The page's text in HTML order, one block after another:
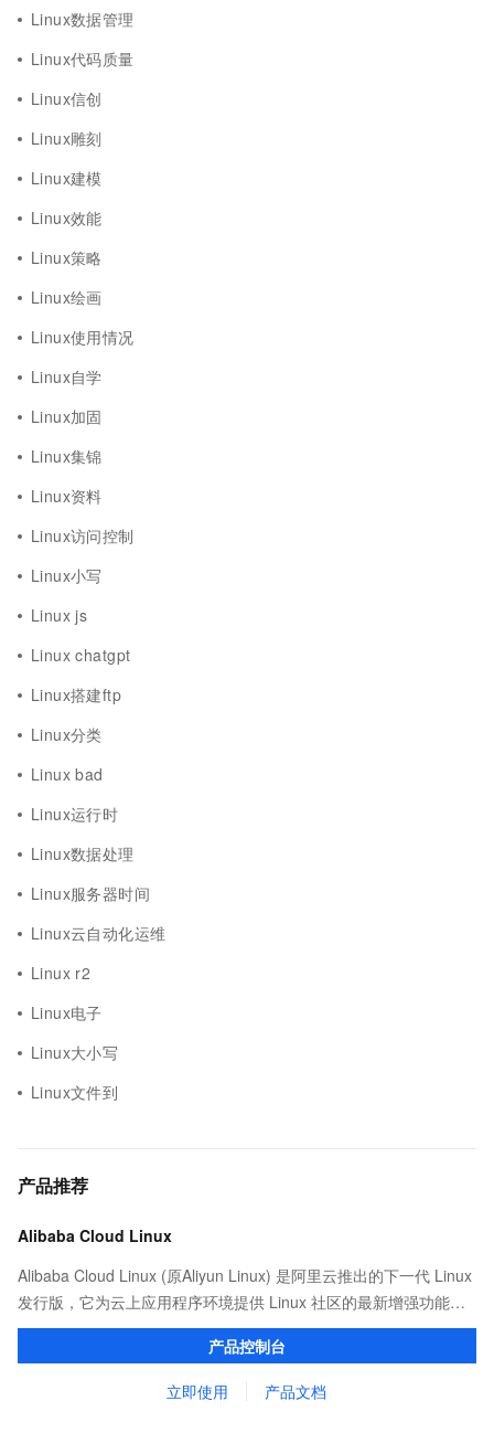
Linux数据管理
Linux代码质量
Linux信创
Linux雕刻
Linux建模
Linux效能
Linux策略
Linux绘画
Linux使用情况
Linux自学
Linux加固
Linux集锦
Linux资料
Linux访问控制
Linux小写
Linux js
Linux chatgpt
Linux搭建ftp
Linux分类
Linux bad
Linux运行时
Linux数据处理
Linux服务器时间
Linux云自动化运维
Linux r2
Linux电子
Linux大小写
Linux文件到
产品推荐
Alibaba Cloud Linux
Alibaba Cloud Linux (原Aliyun Linux) 是阿里云推出的下一代 Linux
发行版，它为云上应用程序环境提供 Linux 社区的最新增强功能，
在提供云上最佳用户体验的同时，也针对阿里云基础设施做了深度
产品控制台
立即使用 产品文档